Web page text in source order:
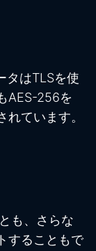
タはTLSを使
AES-256を
ています。
も、さらな
することもで